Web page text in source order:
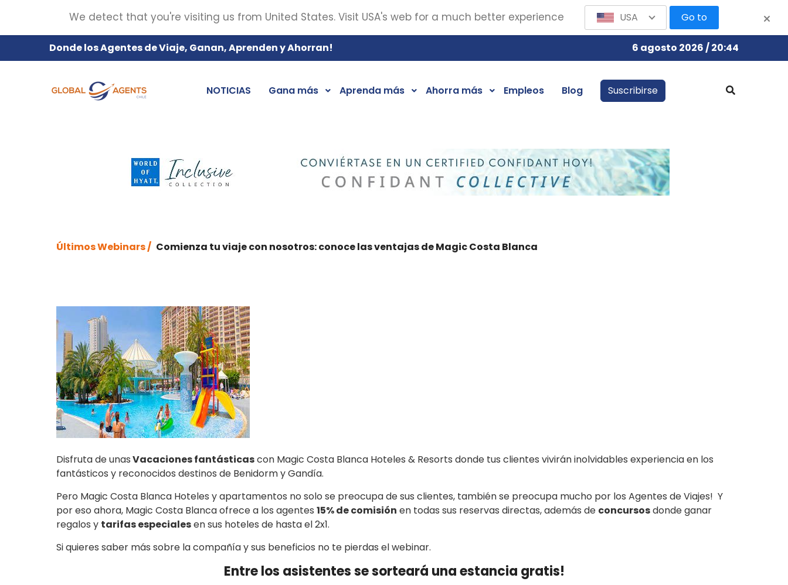
Donde los Agentes de Viaje, Ganan, Aprenden y Ahorran! 6 agosto 2026 / 20:44
NOTICIAS Gana más Aprenda más Ahorra más Empleos Blog Suscribirse
Últimos Webinars / Comienza tu viaje con nosotros: conoce las ventajas de Magic Costa Blanca
Disfruta de unasVacaciones fantásticascon Magic Costa Blanca Hoteles & Resorts donde tus clientes vivirán inolvidables experiencia en los
fantásticos y reconocidos destinos de Benidorm y Gandía.
Pero Magic Costa Blanca Hoteles y apartamentos no solo se preocupa de sus clientes, también se preocupa mucho por los Agentes de Viajes! Y
por eso ahora, Magic Costa Blanca ofrece a los agentes 15% de comisión en todas sus reservas directas, además de concursosdonde ganar
regalos y tarifas especialesen sus hoteles de hasta el 2x1.
Si quieres saber más sobre la compañía y sus beneficios no te pierdas el webinar.
Entre los asistentes se sorteará una estancia gratis!
We detect that you're visiting us from United States. Visit USA's web for a much better experience USA Go to